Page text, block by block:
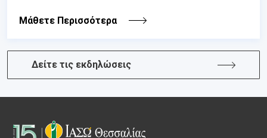
Μάθετε Περισσότερα
Δείτε τις εκδηλώσεις